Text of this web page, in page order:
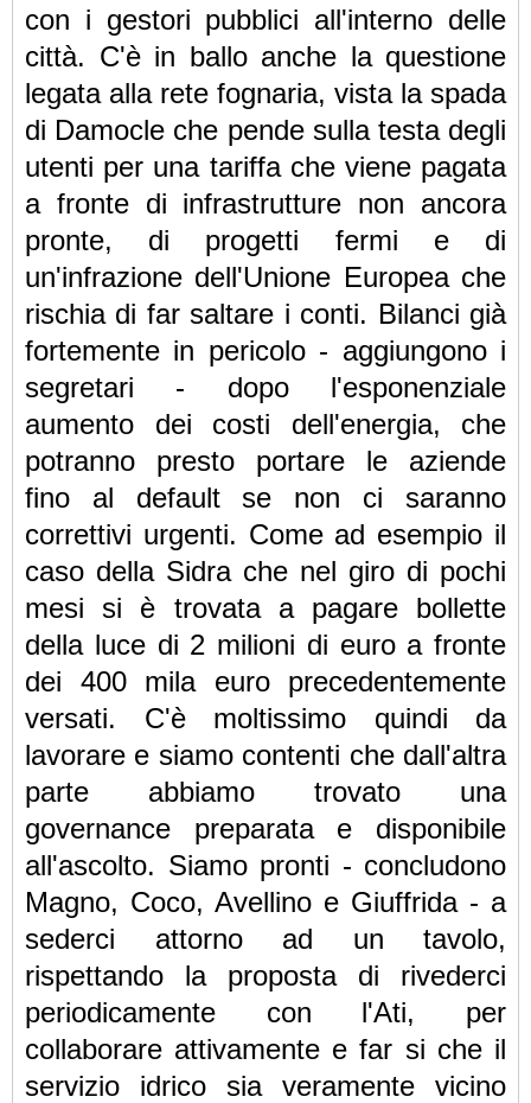
con i gestori pubblici all'interno delle
città. C'è in ballo anche la questione
legata alla rete fognaria, vista la spada
di Damocle che pende sulla testa degli
utenti per una tariffa che viene pagata
a fronte di infrastrutture non ancora
pronte, di progetti fermi e di
un'infrazione dell'Unione Europea che
rischia di far saltare i conti. Bilanci già
fortemente in pericolo - aggiungono i
segretari - dopo l'esponenziale
aumento dei costi dell'energia, che
potranno presto portare le aziende
fino al default se non ci saranno
correttivi urgenti. Come ad esempio il
caso della Sidra che nel giro di pochi
mesi si è trovata a pagare bollette
della luce di 2 milioni di euro a fronte
dei 400 mila euro precedentemente
versati. C'è moltissimo quindi da
lavorare e siamo contenti che dall'altra
parte abbiamo trovato una
governance preparata e disponibile
all'ascolto. Siamo pronti - concludono
Magno, Coco, Avellino e Giuffrida - a
sederci attorno ad un tavolo,
rispettando la proposta di rivederci
periodicamente con l'Ati, per
collaborare attivamente e far si che il
servizio idrico sia veramente vicino